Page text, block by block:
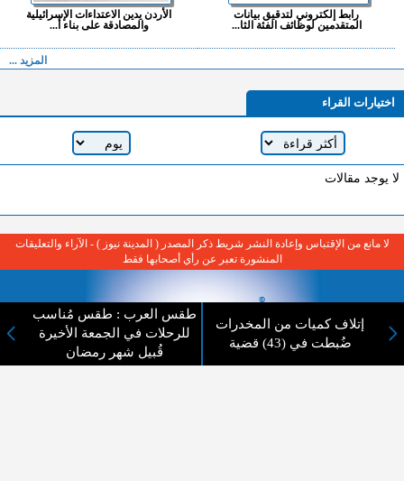
رابط إلكتروني لتدقيق بيانات
المتقدمين لوظائف الفئة الثا...
الأردن يدين الاعتداءات الإسرائيلية
والمصادقة على بناء أ...
المزيد ...
اختيارات القراء
لا يوجد مقالات
إتلاف كميات من المخدرات
ضُبطت في (43) قضية
طقس العرب : طقس مُناسب
للرحلات في الجمعة الأخيرة
قُبيل شهر رمضان
لا مانع من الإقتباس وإعادة النشر شريط ذكر المصدر ( المدينة نيوز ) - الآراء والتعليقات
المنشورة تعبر عن رأي أصحابها فقط